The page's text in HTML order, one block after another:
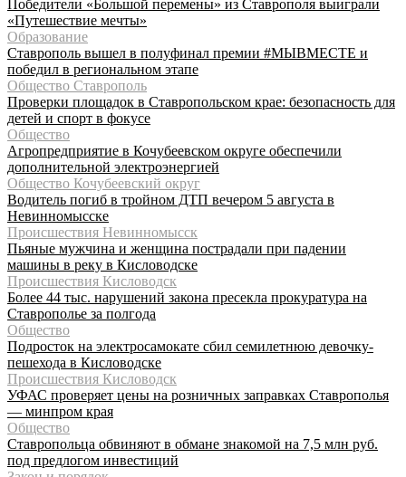
Победители «Большой перемены» из Ставрополя выиграли
«Путешествие мечты»
Образование
Ставрополь вышел в полуфинал премии #МЫВМЕСТЕ и
победил в региональном этапе
Общество Ставрополь
Проверки площадок в Ставропольском крае: безопасность для
детей и спорт в фокусе
Общество
Агропредприятие в Кочубеевском округе обеспечили
дополнительной электроэнергией
Общество Кочубеевский округ
Водитель погиб в тройном ДТП вечером 5 августа в
Невинномысске
Происшествия Невинномысск
Пьяные мужчина и женщина пострадали при падении
машины в реку в Кисловодске
Происшествия Кисловодск
Более 44 тыс. нарушений закона пресекла прокуратура на
Ставрополье за полгода
Общество
Подросток на электросамокате сбил семилетнюю девочку-
пешехода в Кисловодске
Происшествия Кисловодск
УФАС проверяет цены на розничных заправках Ставрополья
— минпром края
Общество
Ставропольца обвиняют в обмане знакомой на 7,5 млн руб.
под предлогом инвестиций